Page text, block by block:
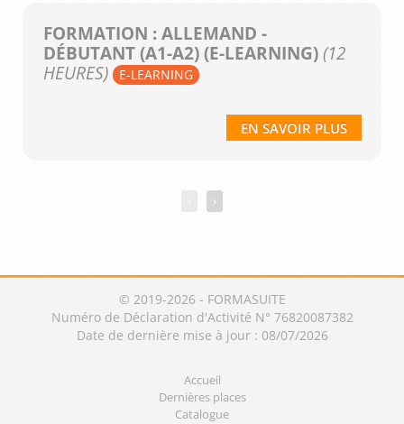
FORMATION : ALLEMAND -
DÉBUTANT (A1-A2) (E-LEARNING)(12
HEURES)
E-LEARNING
EN SAVOIR PLUS
›
© 2019-2026 - FORMASUITE
Numéro de Déclaration d'Activité N° 76820087382
Date de dernière mise à jour : 08/07/2026
Accueil
Dernières places
Catalogue